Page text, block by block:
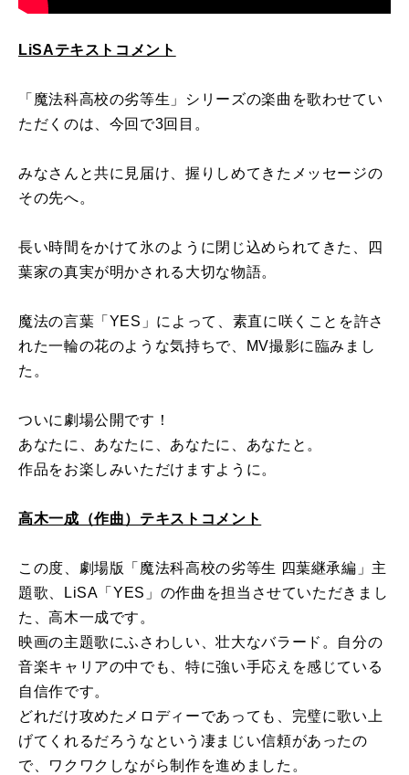
LiSAテキストコメント
「魔法科高校の劣等生」シリーズの楽曲を歌わせてい
ただくのは、今回で3回目。
みなさんと共に見届け、握りしめてきたメッセージの
その先へ。
長い時間をかけて氷のように閉じ込められてきた、四
葉家の真実が明かされる大切な物語。
魔法の言葉「YES」によって、素直に咲くことを許さ
れた一輪の花のような気持ちで、MV撮影に臨みまし
た。
ついに劇場公開です！
あなたに、あなたに、あなたに、あなたと。
作品をお楽しみいただけますように。
高木一成（作曲）テキストコメント
この度、劇場版「魔法科高校の劣等生 四葉継承編」主
題歌、LiSA「YES」の作曲を担当させていただきまし
た、高木一成です。
映画の主題歌にふさわしい、壮大なバラード。自分の
音楽キャリアの中でも、特に強い手応えを感じている
自信作です。
どれだけ攻めたメロディーであっても、完璧に歌い上
げてくれるだろうなという凄まじい信頼があったの
で、ワクワクしながら制作を進めました。